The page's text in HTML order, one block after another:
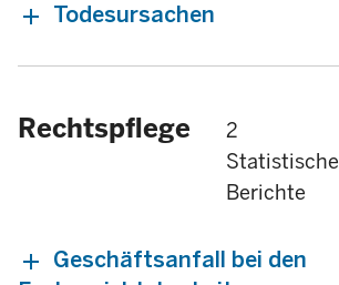
Todesursachen
Rechtspflege
2
Statistische
Berichte
Geschäftsanfall bei den